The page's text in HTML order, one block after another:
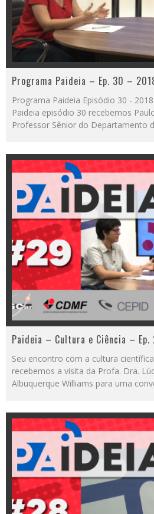
Programa Paideia – Ep. 30 –
Programa Paideia Episódio 30 -
Paideia episódio 30 recebemos
Professor Sênior do Departamento
Paideia – Cultura e Ciência – Ep.
Seu encontro com a cultura
recebemos a visita da Profa. Dra.
Albuquerque Williams para uma